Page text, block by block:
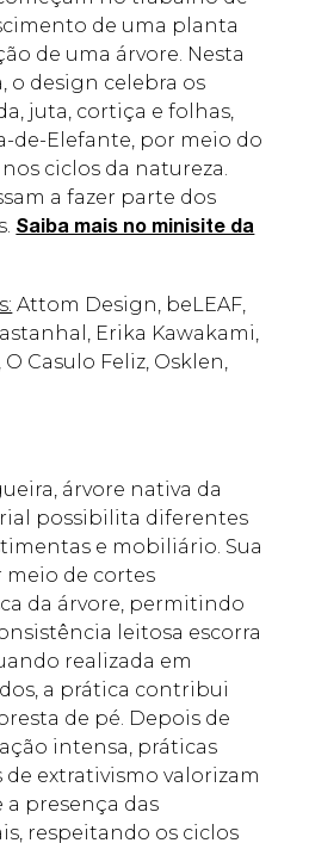
de uma planta
de uma árvore. Nesta
o design celebra os
juta, cortiça e folhas,
de-Elefante, por meio do
ciclos da natureza.
a fazer parte dos
Saiba mais no minisite da
Attom Design, beLEAF,
Erika Kawakami,
Casulo Feliz, Osklen,
árvore nativa da
possibilita diferentes
e mobiliário. Sua
meio de cortes
da árvore, permitindo
leitosa escorra
realizada em
a prática contribui
de pé. Depois de
intensa, práticas
de extrativismo valorizam
presença das
respeitando os ciclos